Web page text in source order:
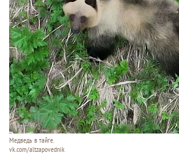
Медведь в тайге.
vk.com/altzapovednik